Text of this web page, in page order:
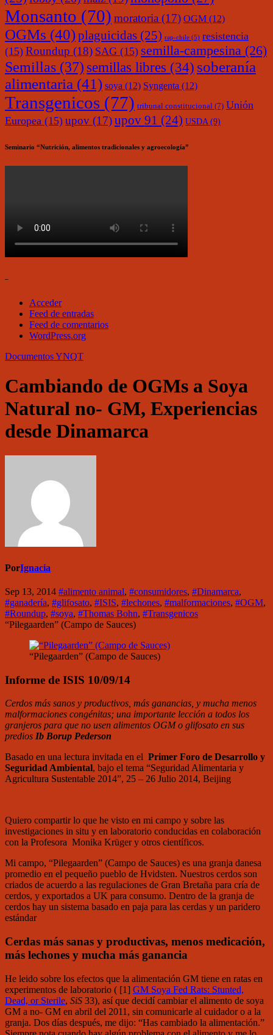
Monsanto (70) moratoria (17) OGM (12)
OGMs (40)plaguicidas (25) rap-chile (5) resistencia
(15) Roundup (18) SAG (15) semilla-campesina (26)
Semillas (37) semillas libres (34) soberanía
alimentaria (41) soya (12) Syngenta (12)
Transgenicos (77) tribunal constitucional (7) Unión
Europea (15) upov (17)upov 91 (24) USDA (9)
Seminario “Nutrición, alimentos tradicionales y agroecología”
–
Acceder
Feed de entradas
Feed de comentarios
WordPress.org
DocumentosYNQT
Cambiando de OGMs a Soya
Natural no- GM, Experiencias
desde Dinamarca
PorIgnacia
Sep 13, 2014 #alimento animal, #consumidores, #Dinamarca,
#ganadería, #glifosato, #ISIS, #lechones, #malformaciones, #OGM,
#Roundup, #soya, #Thomas Bohn, #Transgenicos
“Pilegaarden” (Campo de Sauces)
“Pilegaarden” (Campo de Sauces)
Informe de ISIS 10/09/14
Cerdos más sanos y productivos, más ganancias, y mucha menos
malformaciones congénitas; una importante lección a todos los
granjeros para que no usen alimentos OGM o glifosato en sus
predios Ib Borup Pederson
Basado en una lectura invitada en el Primer Foro de Desarrollo y
Seguridad Ambiental, bajo el tema “Seguridad Alimentaria y
Agricultura Sustentable 2014”, 25 – 26 Julio 2014, Beijing
Quiero compartir lo que he visto en mi campo y sobre las
investigaciones in situ y en laboratorio conducidas en colaboración
con la Profesora Monika Krüger y otros científicos.
Mi campo, “Pilegaarden” (Campo de Sauces) es una granja danesa
promedio en el pequeño pueblo de Hvidsten. Nuestros cerdos son
criados de acuerdo a las regulaciones de Gran Bretaña para cría de
cerdos, y exportados a UK para consumo. Dentro de la granja de
cerdos hay un sistema basado en paja para las cerdas y un paridero
estándar
Cerdas más sanas y productivas, menos medicación,
más lechones y mucha más ganancia
He leido sobre los efectos que la alimentación GM tiene en ratas en
experimentos de laboratorio ( [1] GM Soya Fed Rats: Stunted,
Dead, or Sterile, SiS 33), así que decidí cambiar el alimento de soya
GM a no- GM en abril del 2011, sin comunicarle al cuidador o a la
granja. Dos días después, me dijo: “Has cambiado la alimentación.”